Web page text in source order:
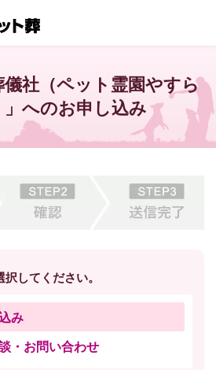
儀社（ペット霊園やすら
」へのお申し込み
してください。
み
・お問い合わせ